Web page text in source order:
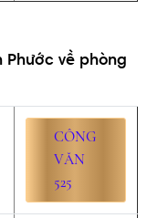
về phòng
CÔNG
VĂN
525